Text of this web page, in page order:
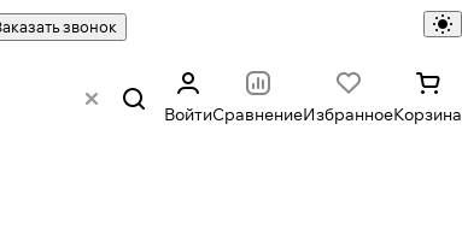
звонок
ВойтиСравнениеИзбранноеКорзина